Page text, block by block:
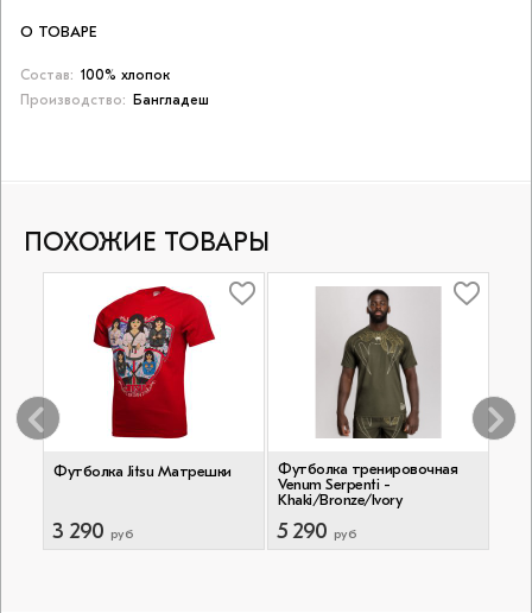
О ТОВАРЕ
Состав: 100% хлопок
Производство:
Бангладеш
ПОХОЖИЕ ТОВАРЫ
Футболка Jitsu Матрешки
3 290 руб
Футболка тренировочная
Venum Serpenti -
Khaki/Bronze/Ivory
5 290 руб